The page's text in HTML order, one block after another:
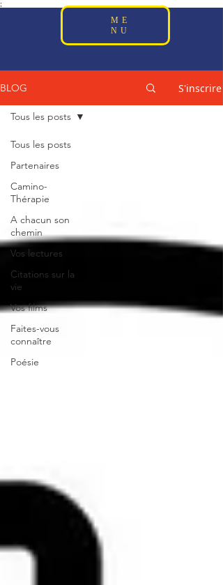
;
ME
NU
BLOG S'inscrire
Tous les posts
Partenaires
Camino-
Thérapie
A chacun son
chemin
Vos lectures
Citations sur la
vie
Vos films
Faites-vous
connaître
Poésie
Tous les posts